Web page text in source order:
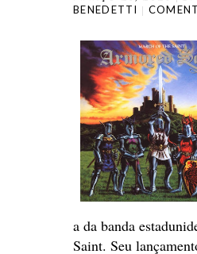
BENEDETTI
a da banda
Saint. Seu